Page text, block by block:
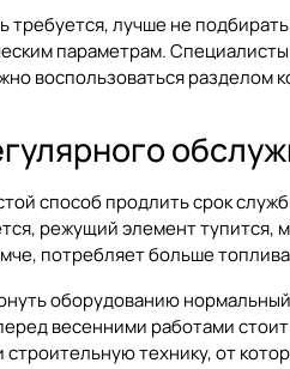
требуется, лучше не
параметрам.
воспользоваться разделом
способ продлить срок
режущий элемент
потребляет больше
оборудованию
весенними работами
технику, от